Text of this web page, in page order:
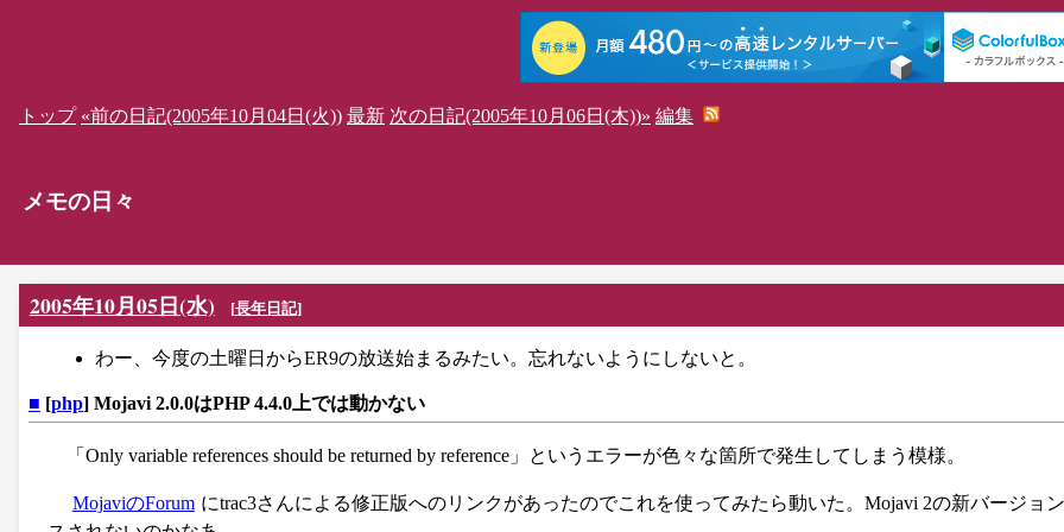
トップ «前の日記(2005年10月04日(火)) 最新 次の日記(2005年10月06日(木))» 編集
メモの日々
2005年10月05日(水) [長年日記]
わー、今度の土曜日からER9の放送始まるみたい。忘れないようにしないと。
■ [php] Mojavi 2.0.0はPHP 4.4.0上では動かない
「Only variable references should be returned by reference」というエラーが色々な箇所で発生してしまう模様。
MojaviのForum にtrac3さんによる修正版へのリンクがあったのでこれを使ってみたら動いた。Mojavi 2の新バージョ